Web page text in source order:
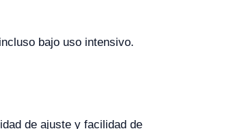
bajo uso intensivo.
de ajuste y facilidad de